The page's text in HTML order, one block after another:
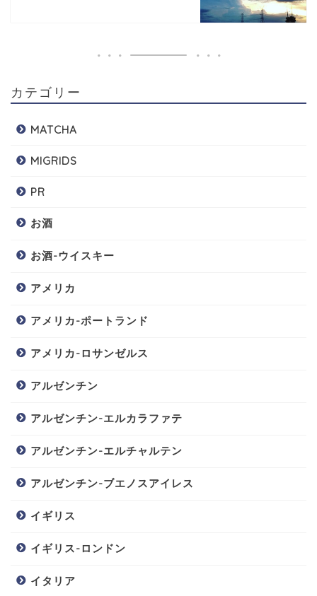
カテゴリー
MATCHA
MIGRIDS
PR
お酒
お酒-ウイスキー
アメリカ
アメリカ-ポートランド
アメリカ-ロサンゼルス
アルゼンチン
アルゼンチン-エルカラファテ
アルゼンチン-エルチャルテン
アルゼンチン-ブエノスアイレス
イギリス
イギリス-ロンドン
イタリア